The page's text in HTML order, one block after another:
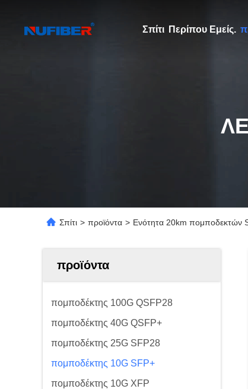
Σπίτι Περίπου Εμείς.
Σπίτι > προϊόντα > Ενότητα 20km πομποδεκτών
προϊόντα
πομποδέκτης 100G QSFP28
πομποδέκτης 40G QSFP+
πομποδέκτης 25G SFP28
πομποδέκτης 10G SFP+
πομποδέκτης 10G XFP